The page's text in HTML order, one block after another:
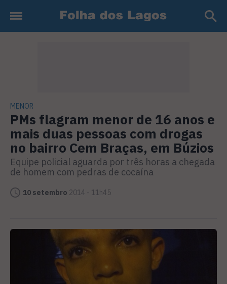
MENOR
PMs flagram menor de 16 anos e
mais duas pessoas com drogas
no bairro Cem Braças, em Búzios
Equipe policial aguarda por três horas a chegada
de homem com pedras de cocaína
10 setembro 2014 - 11h45